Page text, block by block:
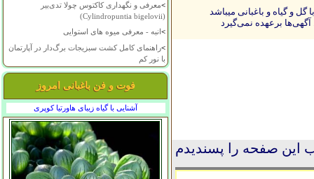
>معرفی و نگهداری کاکتوس چولا تدی‌بیر
(Cylindropuntia bigelovii)
>انبه - معرفی میوه های استوایی
>راهنمای کامل کشت سبزیجات برگ‌دار در آپارتمان
با نور کم
فوت و فن باغبانی امروز
آشنایی با گیاه زیبای هاورتیا کوپری
و گیاه و باغبانی میباشد
آگهی‌ها برعهده نمی‌گیرد
این صفحه را پسندیدم